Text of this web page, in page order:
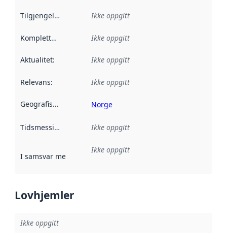
Tilgjengelighet Ikke oppgitt
Kompletthet Ikke oppgitt
Aktualitet: Ikke oppgitt
Relevans: Ikke oppgitt
Geografisk avgrensning :
Norge
Tidsmessig avgrensning :
Ikke oppgitt
I samsvar med Referanse til en implementasjonsregel
Ikke oppgitt
Lovhjemler
Ikke oppgitt